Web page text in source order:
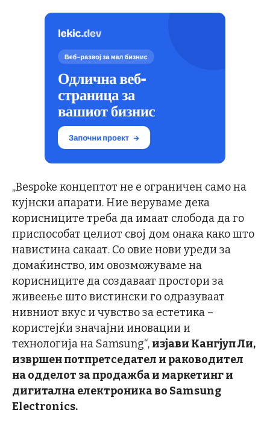
„Bespoke концептот не е ограничен само на
кујнски апарати. Ние веруваме дека
корисниците треба да имаат слобода да го
приспособат целиот свој дом онака како што
навистина сакаат. Со овие нови уреди за
домаќинство, им овозможуваме на
корисниците да создаваат простори за
живеење што вистински го одразуваат
нивниот вкус и чувство за естетика –
користејќи значајни иновации и
технологија на Samsung“, изјави Кангјуп Ли,
извршен потпретседател и раководител
на одделот за продажба и маркетинги
дигитална електроникаво Samsung
Electronics.